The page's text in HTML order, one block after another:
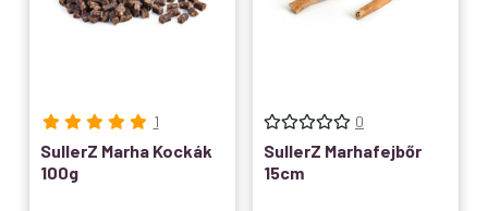
1
SullerZ Marha Kockák
100g
0
SullerZ Marhafejbőr
15cm